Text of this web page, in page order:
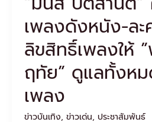
เพลงดังหนัง-ล
ลิขสิทธิ์เพลงให้
ฤทัย” ดูแลทั้งห
เพลง
ข่าวบันเทิง, ข่าวเด่น, ประชาสัมพันธ์
”พร
พิมล
มั่น
ฤทัย”
ทั้งหมด
100กว่า
เพลง